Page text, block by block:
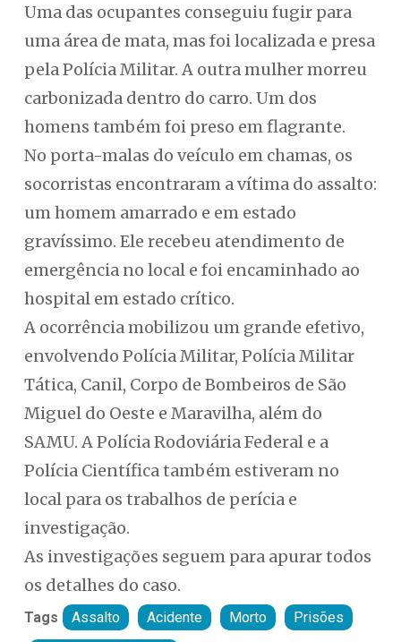
Uma das ocupantes conseguiu fugir para
uma área de mata, mas foi localizada e presa
pela Polícia Militar. A outra mulher morreu
carbonizada dentro do carro. Um dos
homens também foi preso em flagrante.
No porta-malas do veículo em chamas, os
socorristas encontraram a vítima do assalto:
um homem amarrado e em estado
gravíssimo. Ele recebeu atendimento de
emergência no local e foi encaminhado ao
hospital em estado crítico.
A ocorrência mobilizou um grande efetivo,
envolvendo Polícia Militar, Polícia Militar
Tática, Canil, Corpo de Bombeiros de São
Miguel do Oeste e Maravilha, além do
SAMU. A Polícia Rodoviária Federal e a
Polícia Científica também estiveram no
local para os trabalhos de perícia e
investigação.
As investigações seguem para apurar todos
os detalhes do caso.
Tags Assalto Acidente Morto Prisões